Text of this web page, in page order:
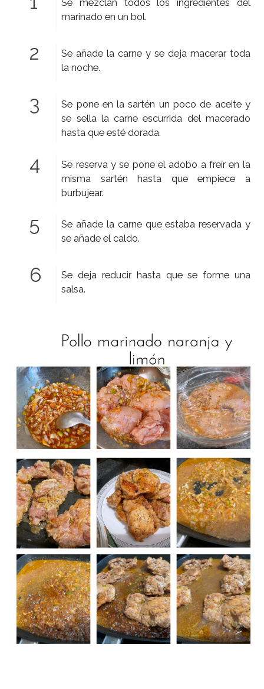
Se mezclan todos los ingredientes del
marinado en un bol.
Se añade la carne y se deja macerar toda
la noche.
Se pone en la sartén un poco de aceite y
se sella la carne escurrida del macerado
hasta que esté dorada.
Se reserva y se pone el adobo a freír en la
misma sartén hasta que empiece a
burbujear.
Se añade la carne que estaba reservada y
se añade el caldo.
Se deja reducir hasta que se forme una
salsa.